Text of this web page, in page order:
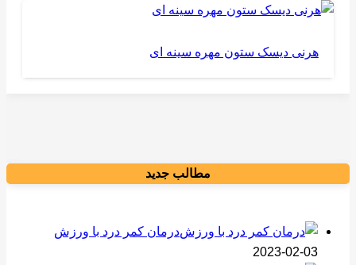
هرنی دیسک ستون مهره سینه ای
مطالب جدید
درمان کمر درد با ورزش
2023-02-03